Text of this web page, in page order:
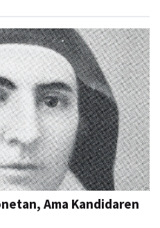
Ama Kandidaren